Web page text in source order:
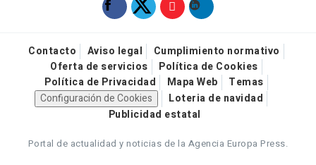
Contacto Aviso legal
Cumplimiento normativo
Oferta de servicios
Política de Cookies
Política de Privacidad
Mapa Web
Temas
Configuración de Cookies
Loteria de navidad
Publicidad estatal
Portal de actualidad y noticias de la Agencia Europa Press.